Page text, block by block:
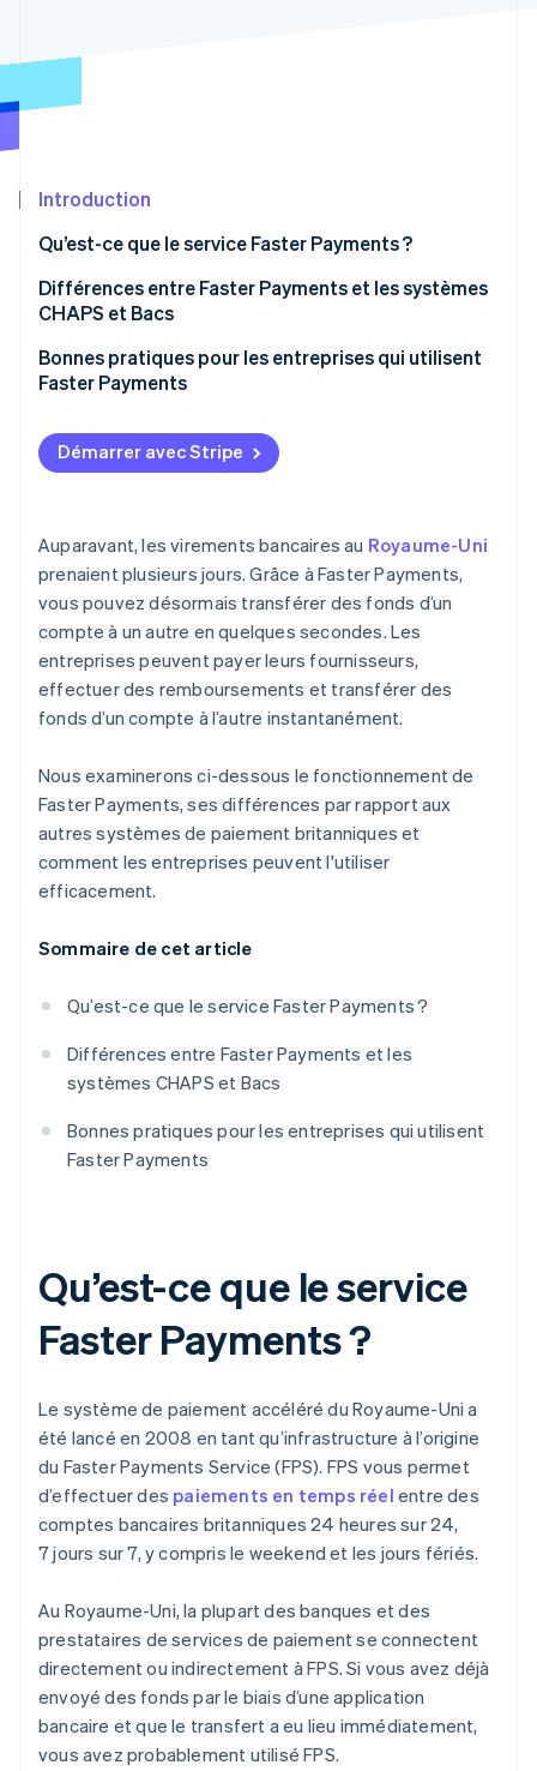
Radar
Atlas
Élimination du carbone
Vérification de l'identité
Stripe Sessions 2026
Regarder la vidéo
Introduction
Qu’est-ce que le service Faster Payments ?
Différences entre Faster Payments et les systèmes
CHAPS et Bacs
Rapidité
Disponibilité
Coût
Bonnes pratiques pour les entreprises qui utilisent
Faster Payments
Déterminer exactement ce que votre infrastructure
peut prendre en charge
Traiter les transactions FPS comme de l’argent
comptant
Revoir les processus de rapprochement
Adopter une stratégie hybride
Surveiller les changements du système
Démarrer avec Stripe
Auparavant, les virements bancaires au Royaume-Uni
prenaient plusieurs jours. Grâce à Faster Payments,
vous pouvez désormais transférer des fonds d’un
compte à un autre en quelques secondes. Les
entreprises peuvent payer leurs fournisseurs,
effectuer des remboursements et transférer des
fonds d’un compte à l’autre instantanément.
Nous examinerons ci-dessous le fonctionnement de
Faster Payments, ses différences par rapport aux
autres systèmes de paiement britanniques et
comment les entreprises peuvent l'utiliser
efficacement.
Sommaire de cet article
Qu’est-ce que le service Faster Payments ?
Différences entre Faster Payments et les
systèmes CHAPS et Bacs
Bonnes pratiques pour les entreprises qui utilisent
Faster Payments
Qu’est-ce que le service
Faster Payments ?
Le système de paiement accéléré du Royaume-Uni a
été lancé en 2008 en tant qu’infrastructure à l’origine
du Faster Payments Service (FPS). FPS vous permet
d’effectuer des paiements en temps réel entre des
comptes bancaires britanniques 24 heures sur 24,
7 jours sur 7, y compris le weekend et les jours fériés.
Au Royaume-Uni, la plupart des banques et des
prestataires de services de paiement se connectent
directement ou indirectement à FPS. Si vous avez déjà
envoyé des fonds par le biais d’une application
bancaire et que le transfert a eu lieu immédiatement,
vous avez probablement utilisé FPS.